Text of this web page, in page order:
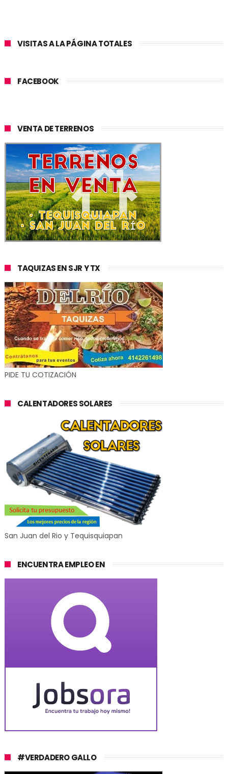
VISITAS A LA PÁGINA TOTALES
FACEBOOK
VENTA DE TERRENOS
TAQUIZAS EN SJR Y TX
PIDE TU COTIZACIÓN
CALENTADORES SOLARES
San Juan del Rio y Tequisquiapan
ENCUENTRA EMPLEO EN
#VERDADERO GALLO